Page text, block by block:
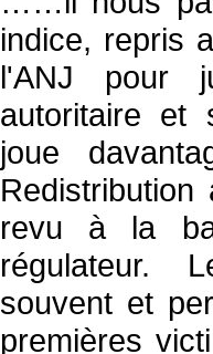
indice, repris
l'ANJ pour
autoritaire et
joue
revu à la
régulateur.
souvent et
premières